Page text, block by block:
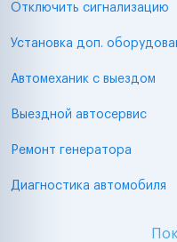
Отключить сигнализацию
Установка доп.
Автомеханик с выездом
Выездной автосервис
Ремонт генератора
Диагностика автомобиля